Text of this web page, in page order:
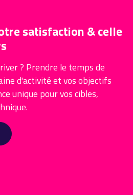
satisfaction & celle
? Prendre le temps de
d'activité et vos objectifs
unique pour vos cibles,